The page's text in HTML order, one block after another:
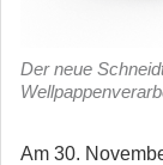
Der neue
Am 30.